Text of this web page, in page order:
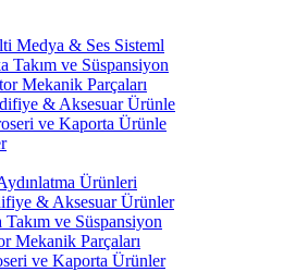
Medya & Ses Sisteml
Takım ve Süspansiyon
Mekanik Parçaları
& Aksesuar Ürünle
ve Kaporta Ürünle
Ürünleri
& Aksesuar Ürünler
ve Süspansiyon
Mekanik Parçaları
ve Kaporta Ürünler